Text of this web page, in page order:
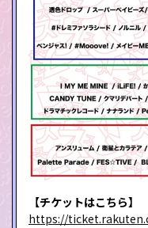
【チケットはこちら】
https://